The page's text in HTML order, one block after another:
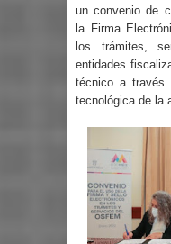
un convenio de
la Firma
los trámites,
entidades
técnico a través
tecnológica de la